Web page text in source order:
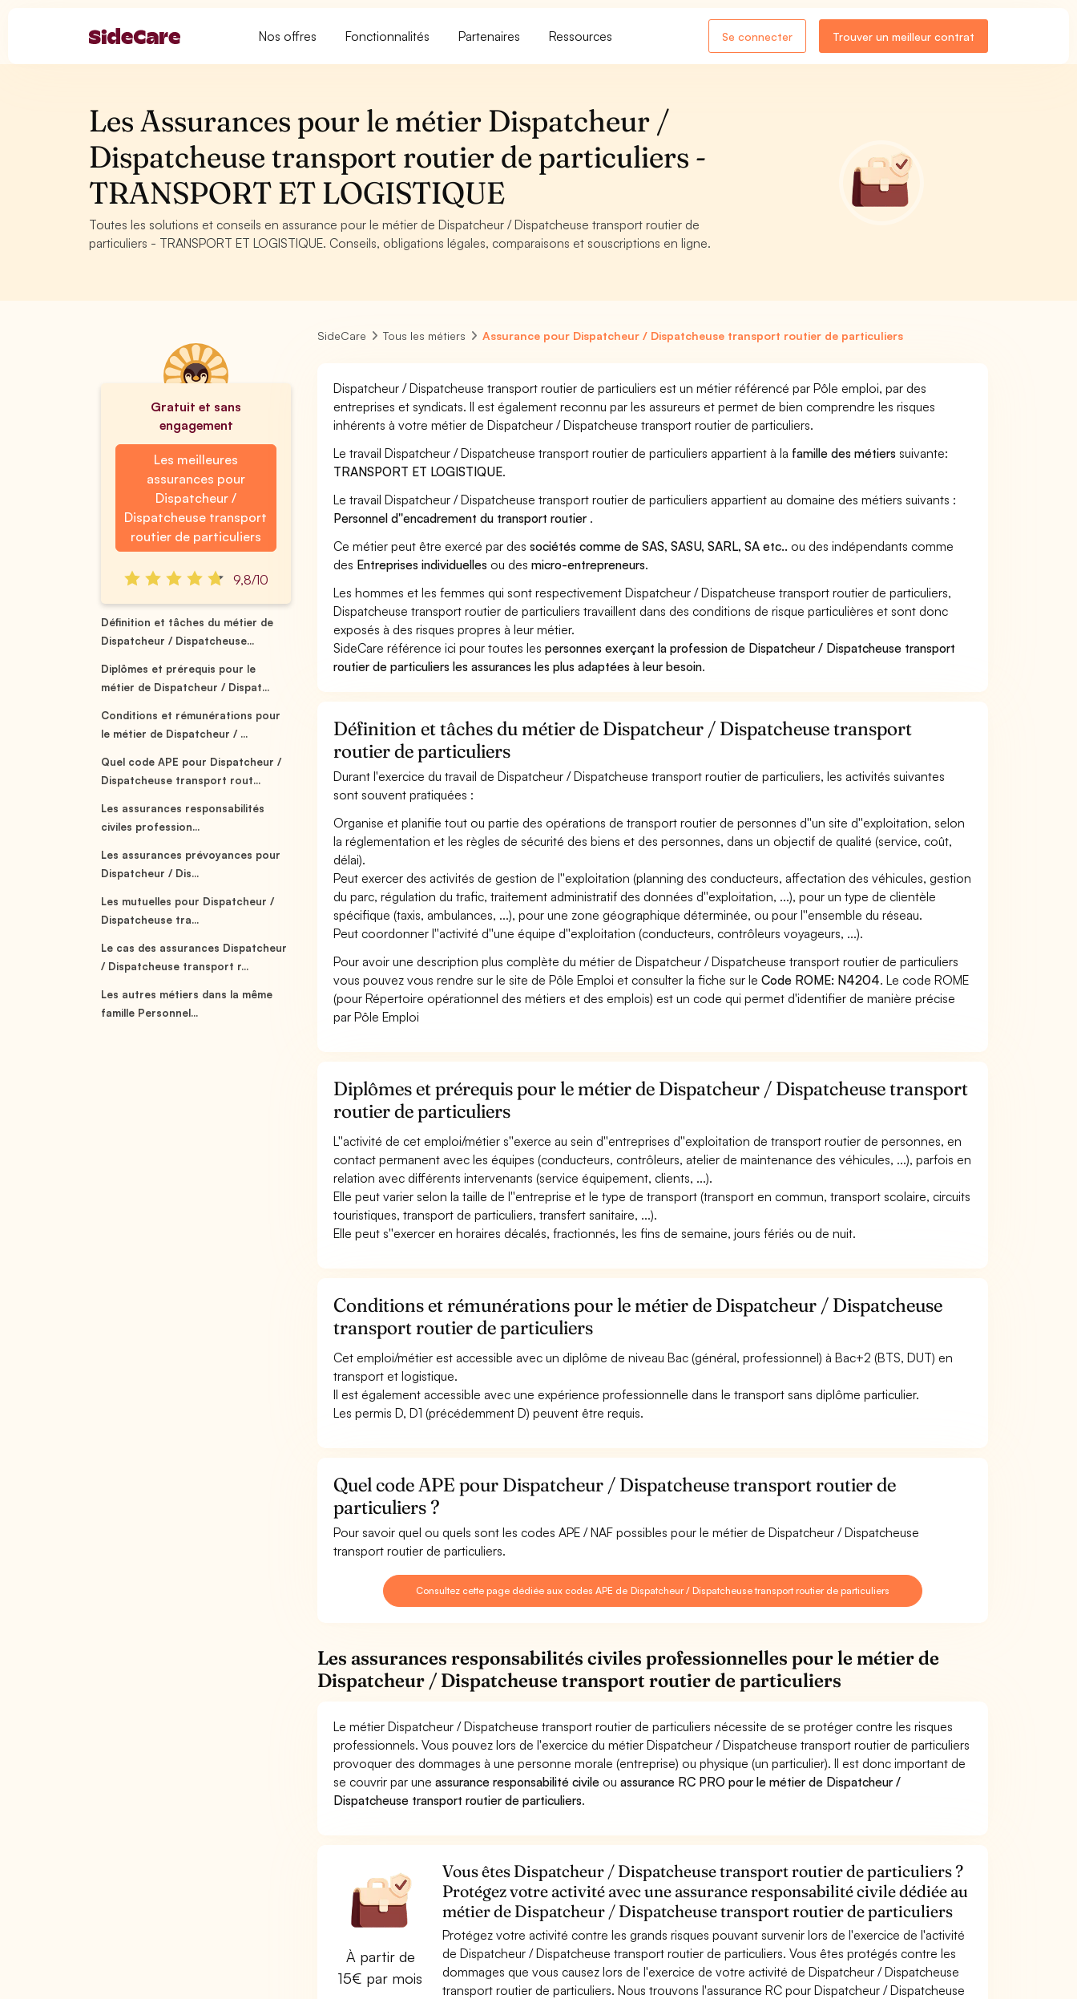
Nos offres Fonctionnalités Partenaires Ressources Se connecter Trouver un meilleur contrat
Les Assurances pour le métier Dispatcheur /
Dispatcheuse transport routier de particuliers -
TRANSPORT ET LOGISTIQUE
Toutes les solutions et conseils en assurance pour le métier de Dispatcheur / Dispatcheuse transport routier de
particuliers - TRANSPORT ET LOGISTIQUE. Conseils, obligations légales, comparaisons et souscriptions en ligne.
Gratuit et sans
engagement
Les meilleures
assurances pour
Dispatcheur /
Dispatcheuse transport
routier de particuliers
9,8/10
Définition et tâches du métier de
Dispatcheur / Dispatcheuse...
Diplômes et prérequis pour le
métier de Dispatcheur / Dispat...
Conditions et rémunérations pour
le métier de Dispatcheur / ...
Quel code APE pour Dispatcheur /
Dispatcheuse transport rout...
Les assurances responsabilités
civiles profession...
Les assurances prévoyances pour
Dispatcheur / Dis...
Les mutuelles pour Dispatcheur /
Dispatcheuse tra...
Le cas des assurances Dispatcheur
/ Dispatcheuse transport r...
Les autres métiers dans la même
famille Personnel...
SideCare Tous les métiers Assurance pour Dispatcheur / Dispatcheuse transport routier de particuliers
Dispatcheur / Dispatcheuse transport routier de particuliers est un métier référencé par Pôle emploi, par des
entreprises et syndicats. Il est également reconnu par les assureurs et permet de bien comprendre les risques
inhérents à votre métier de Dispatcheur / Dispatcheuse transport routier de particuliers.
Le travail Dispatcheur / Dispatcheuse transport routier de particuliers appartient à la famille des métiers suivante:
TRANSPORT ET LOGISTIQUE.
Le travail Dispatcheur / Dispatcheuse transport routier de particuliers appartient au domaine des métiers suivants :
Personnel d''encadrement du transport routier .
Ce métier peut être exercé par dessociétés comme de SAS, SASU, SARL, SA etc.. ou des indépendants comme
des Entreprises individuelles ou desmicro-entrepreneurs.
Les hommes et les femmes qui sont respectivement Dispatcheur / Dispatcheuse transport routier de particuliers,
Dispatcheuse transport routier de particuliers travaillent dans des conditions de risque particulières et sont donc
exposés à des risques propres à leur métier.
SideCare référence ici pour toutes lespersonnes exerçant la profession de Dispatcheur / Dispatcheuse transport
routier de particuliers les assurances les plus adaptées à leur besoin.
Définition et tâches du métier de Dispatcheur / Dispatcheuse transport
routier de particuliers
Durant l'exercice du travail de Dispatcheur / Dispatcheuse transport routier de particuliers, les activités suivantes
sont souvent pratiquées :
Organise et planifie tout ou partie des opérations de transport routier de personnes d''un site d''exploitation, selon
la réglementation et les règles de sécurité des biens et des personnes, dans un objectif de qualité (service, coût,
délai).
Peut exercer des activités de gestion de l''exploitation (planning des conducteurs, affectation des véhicules, gestion
du parc, régulation du trafic, traitement administratif des données d''exploitation, ...), pour un type de clientèle
spécifique (taxis, ambulances, ...), pour une zone géographique déterminée, ou pour l''ensemble du réseau.
Peut coordonner l''activité d''une équipe d''exploitation (conducteurs, contrôleurs voyageurs, ...).
Pour avoir une description plus complète du métier de Dispatcheur / Dispatcheuse transport routier de particuliers
vous pouvez vous rendre sur le site de Pôle Emploi et consulter la fiche sur leCode ROME: N4204. Le code ROME
(pour Répertoire opérationnel des métiers et des emplois) est un code qui permet d'identifier de manière précise
par Pôle Emploi
Diplômes et prérequis pour le métier de Dispatcheur / Dispatcheuse transport
routier de particuliers
L''activité de cet emploi/métier s''exerce au sein d''entreprises d''exploitation de transport routier de personnes, en
contact permanent avec les équipes (conducteurs, contrôleurs, atelier de maintenance des véhicules, ...), parfois en
relation avec différents intervenants (service équipement, clients, ...).
Elle peut varier selon la taille de l''entreprise et le type de transport (transport en commun, transport scolaire, circuits
touristiques, transport de particuliers, transfert sanitaire, ...).
Elle peut s''exercer en horaires décalés, fractionnés, les fins de semaine, jours fériés ou de nuit.
Conditions et rémunérations pour le métier de Dispatcheur / Dispatcheuse
transport routier de particuliers
Cet emploi/métier est accessible avec un diplôme de niveau Bac (général, professionnel) à Bac+2 (BTS, DUT) en
transport et logistique.
Il est également accessible avec une expérience professionnelle dans le transport sans diplôme particulier.
Les permis D, D1 (précédemment D) peuvent être requis.
Quel code APE pour Dispatcheur / Dispatcheuse transport routier de
particuliers ?
Pour savoir quel ou quels sont les codes APE / NAF possibles pour le métier de Dispatcheur / Dispatcheuse
transport routier de particuliers.
Consultez cette page dédiée aux codes APE de Dispatcheur / Dispatcheuse transport routier de particuliers
Les assurances responsabilités civiles professionnelles pour le métier de
Dispatcheur / Dispatcheuse transport routier de particuliers
Le métier Dispatcheur / Dispatcheuse transport routier de particuliers nécessite de se protéger contre les risques
professionnels. Vous pouvez lors de l'exercice du métier Dispatcheur / Dispatcheuse transport routier de particuliers
provoquer des dommages à une personne morale (entreprise) ou physique (un particulier). Il est donc important de
se couvrir par uneassurance responsabilité civile ouassurance RC PRO pour le métier de Dispatcheur /
Dispatcheuse transport routier de particuliers.
À partir de
15€ par mois
Vous êtes Dispatcheur / Dispatcheuse transport routier de particuliers ?
Protégez votre activité avec une assurance responsabilité civile dédiée au
métier de Dispatcheur / Dispatcheuse transport routier de particuliers
Protégez votre activité contre les grands risques pouvant survenir lors de l'exercice de l'activité
de Dispatcheur / Dispatcheuse transport routier de particuliers. Vous êtes protégés contre les
dommages que vous causez lors de l'exercice de votre activité de Dispatcheur / Dispatcheuse
transport routier de particuliers. Nous trouvons l'assurance RC pour Dispatcheur / Dispatcheuse